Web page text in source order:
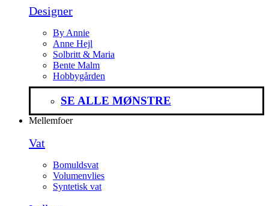
Designer
By Annie
Anne Hejl
Solbritt & Maria
Bente Malm
Hobbygården
SE ALLE MØNSTRE
Mellemfoer
Vat
Bomuldsvat
Volumenvlies
Syntetisk vat